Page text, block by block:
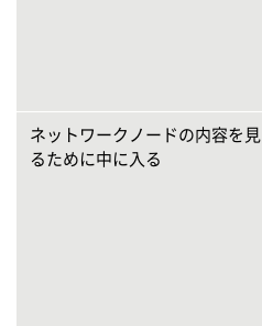
ネットワークノードの内容を見
るために中に入る